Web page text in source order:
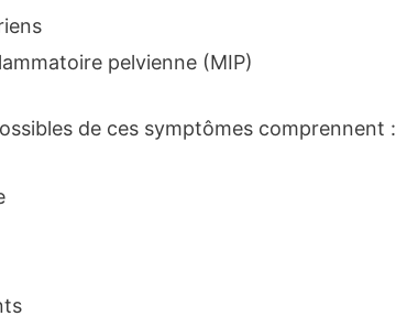
pelvienne (MIP)
de ces symptômes comprennent :